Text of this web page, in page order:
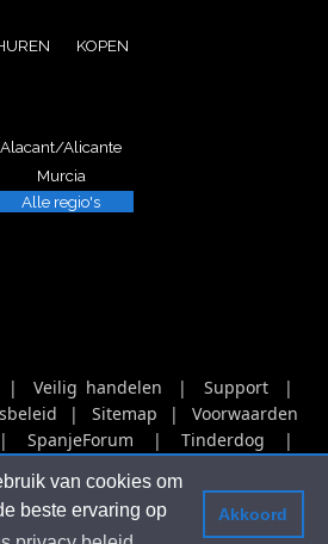
van cookies om
beste ervaring op
Akkoord
KOPEN
Alacant/Alicante
Murcia
Alle regio's
| Veilig handelen | Support|
| Sitemap |
Voorwaarden
SpanjeForum | Tinderdog |
Video adverteren|
| SpanjeForum.nl|